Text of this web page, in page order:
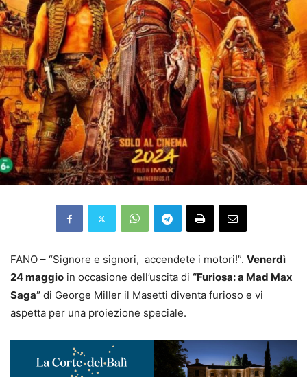
FANO – “Signore e signori, accendete i motori!”. Venerdì
24 maggio in occasione dell’uscita di “Furiosa: a Mad Max
Saga” di George Miller il Masetti diventa furioso e vi
aspetta per una proiezione speciale.